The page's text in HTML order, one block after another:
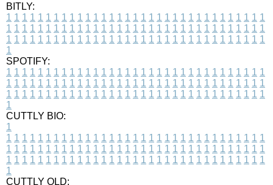
BITLY:
1 1 1 1 1 1 1 1 1 1 1 1 1 1 1 1 1 1 1 1 1 1 1 1 1 1 1 1 1 1 1 1 1
1 1 1 1 1 1 1 1 1 1 1 1 1 1 1 1 1 1 1 1 1 1 1 1 1 1 1 1 1 1 1 1 1
1 1 1 1 1 1 1 1 1 1 1 1 1 1 1 1 1 1 1 1 1 1 1 1 1 1 1 1 1 1 1 1 1
1
SPOTIFY:
1 1 1 1 1 1 1 1 1 1 1 1 1 1 1 1 1 1 1 1 1 1 1 1 1 1 1 1 1 1 1 1 1
1 1 1 1 1 1 1 1 1 1 1 1 1 1 1 1 1 1 1 1 1 1 1 1 1 1 1 1 1 1 1 1 1
1 1 1 1 1 1 1 1 1 1 1 1 1 1 1 1 1 1 1 1 1 1 1 1 1 1 1 1 1 1 1 1 1
1
CUTTLY BIO:
1
1 1 1 1 1 1 1 1 1 1 1 1 1 1 1 1 1 1 1 1 1 1 1 1 1 1 1 1 1 1 1 1 1
1 1 1 1 1 1 1 1 1 1 1 1 1 1 1 1 1 1 1 1 1 1 1 1 1 1 1 1 1 1 1 1 1
1 1 1 1 1 1 1 1 1 1 1 1 1 1 1 1 1 1 1 1 1 1 1 1 1 1 1 1 1 1 1 1 1
1
CUTTLY OLD: